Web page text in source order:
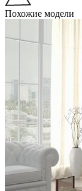
Похожие модели